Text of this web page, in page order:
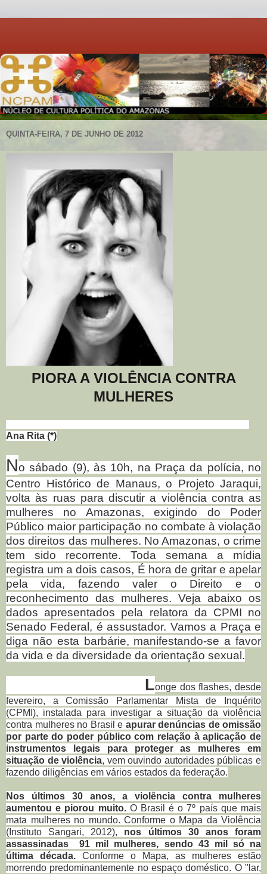
QUINTA-FEIRA, 7 DE JUNHO DE 2012
PIORA A VIOLÊNCIA CONTRA
MULHERES
Ana Rita (*)
No sábado (9), às 10h, na Praça da polícia, no
Centro Histórico de Manaus, o Projeto Jaraqui,
volta às ruas para discutir a violência contra as
mulheres no Amazonas, exigindo do Poder
Público maior participação no combate à violação
dos direitos das mulheres. No Amazonas, o crime
tem sido recorrente. Toda semana a mídia
registra um a dois casos, É hora de gritar e apelar
pela vida, fazendo valer o Direito e o
reconhecimento das mulheres. Veja abaixo os
dados apresentados pela relatora da CPMI no
Senado Federal, é assustador. Vamos a Praça e
diga não esta barbárie, manifestando-se a favor
da vida e da diversidade da orientação sexual.
Longe dos flashes, desde
fevereiro, a Comissão Parlamentar Mista de Inquérito
(CPMI), instalada para investigar a situação da violência
contra mulheres no Brasil e apurar denúncias de omissão
por parte do poder público com relação à aplicação de
instrumentos legais para proteger as mulheres em
situação de violência, vem ouvindo autoridades públicas e
fazendo diligências em vários estados da federação.
Nos últimos 30 anos, a violência contra mulheres
aumentou e piorou muito.O Brasil é o 7º país que mais
mata mulheres no mundo. Conforme o Mapa da Violência
(Instituto Sangari, 2012), nos últimos 30 anos foram
assassinadas 91 mil mulheres, sendo 43 mil só na
última década. Conforme o Mapa, as mulheres estão
morrendo predominantemente no espaço doméstico. O "lar,